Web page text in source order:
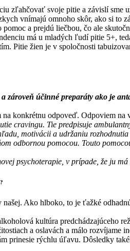
zľahčovať svoje pitie a závislí sme
vnímajú omnoho skôr, ako si to
a prejdú liečbou, čo ale
má u mladých ľudí pitie 5+,
Pitie žien je v spoločnosti
zároveň účinné preparáty ako je
konkrétnu odpoveď. Odpoviem na
cravingu. Tie predpisuje
motivácii a udržaniu
odbornou pomocou. Touto
psychoterapie, v prípade, že ju
našej. Ako hlboko, to je ťažké
kultúra predchádzajúceho
a oslavách a málo rozvíjame
prinesie rýchlu úľavu. Dôsledky